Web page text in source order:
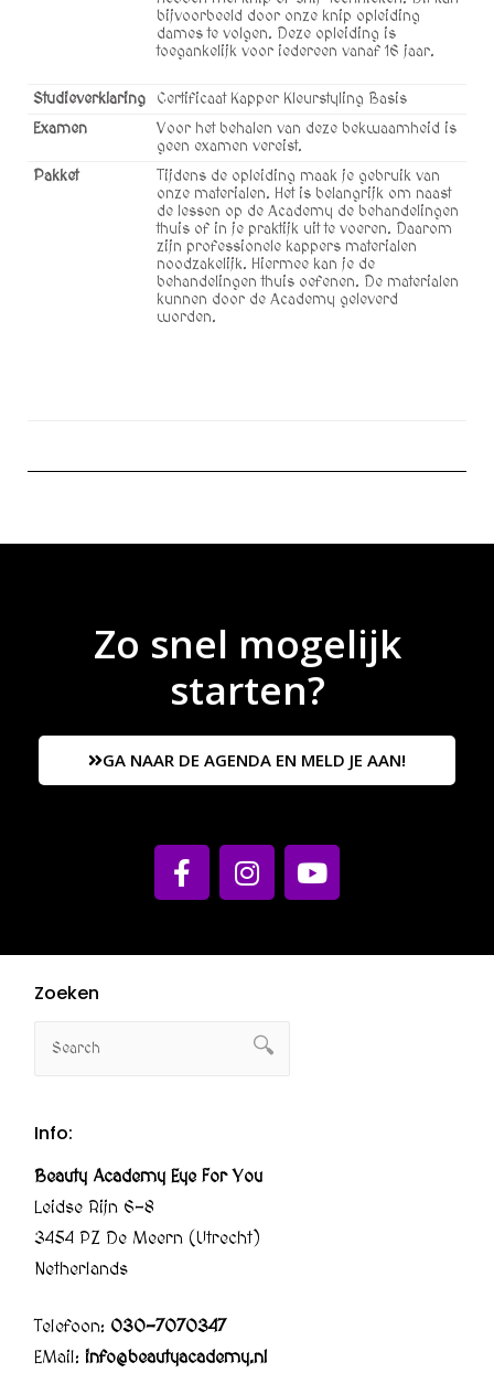
bijvoorbeeld door onze knip opleiding
dames te volgen. Deze opleiding is
toegankelijk voor iedereen vanaf 16 jaar.
Studieverklaring
Certificaat Kapper Kleurstyling Basis
Examen
Voor het behalen van deze bekwaamheid is
geen examen vereist.
Pakket
Tijdens de opleiding maak je gebruik van
onze materialen. Het is belangrijk om naast
de lessen op de Academy de behandelingen
thuis of in je praktijk uit te voeren. Daarom
zijn professionele kappers materialen
noodzakelijk. Hiermee kan je de
behandelingen thuis oefenen. De materialen
kunnen door de Academy geleverd
worden.
Zo snel mogelijk
starten?
GA NAAR DE AGENDA EN MELD JE AAN!
Zoeken
Info:
Beauty Academy Eye For You
Leidse Rijn 6-8
3454 PZ De Meern (Utrecht)
Netherlands
Telefoon: 030-7070347
EMail: info@beautyacademy.nl